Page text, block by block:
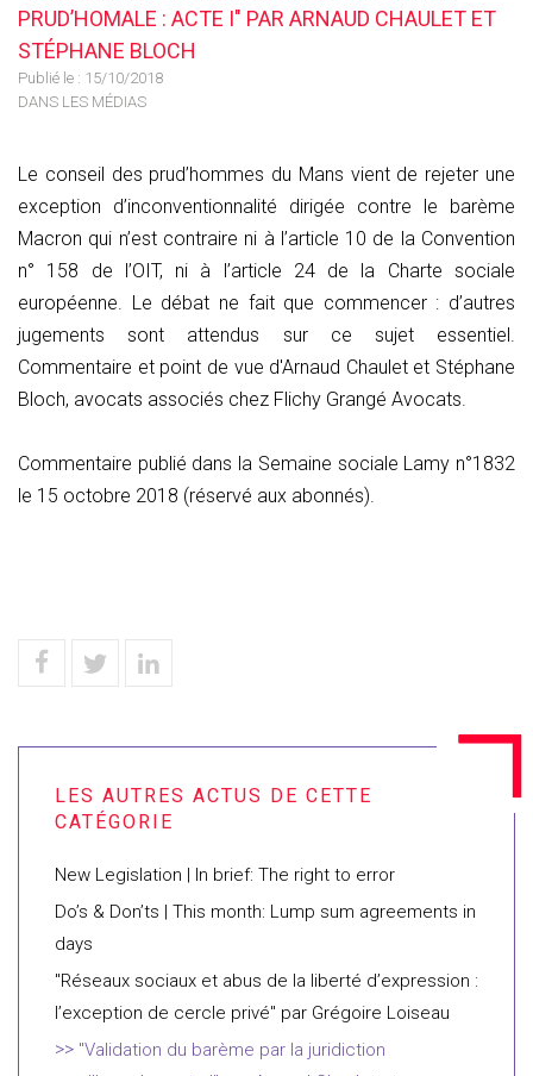
PRUD’HOMALE : ACTE I" PAR ARNAUD CHAULET ET
STÉPHANE BLOCH
Publié le : 15/10/2018
DANS LES MÉDIAS
Le conseil des prud’hommes du Mans vient de rejeter une
exception d’inconventionnalité dirigée contre le barème
Macron qui n’est contraire ni à l’article 10 de la Convention
n° 158 de l’OIT, ni à l’article 24 de la Charte sociale
européenne. Le débat ne fait que commencer : d’autres
jugements sont attendus sur ce sujet essentiel.
Commentaire et point de vue d'Arnaud Chaulet et Stéphane
Bloch, avocats associés chez Flichy Grangé Avocats.
Commentaire publié dans la Semaine sociale Lamy n°1832
le 15 octobre 2018 (réservé aux abonnés).
New Legislation | In brief: The right to error
Do’s & Don’ts | This month: Lump sum agreements in
days
"Réseaux sociaux et abus de la liberté d’expression :
l’exception de cercle privé" par Grégoire Loiseau
"Validation du barème par la juridiction